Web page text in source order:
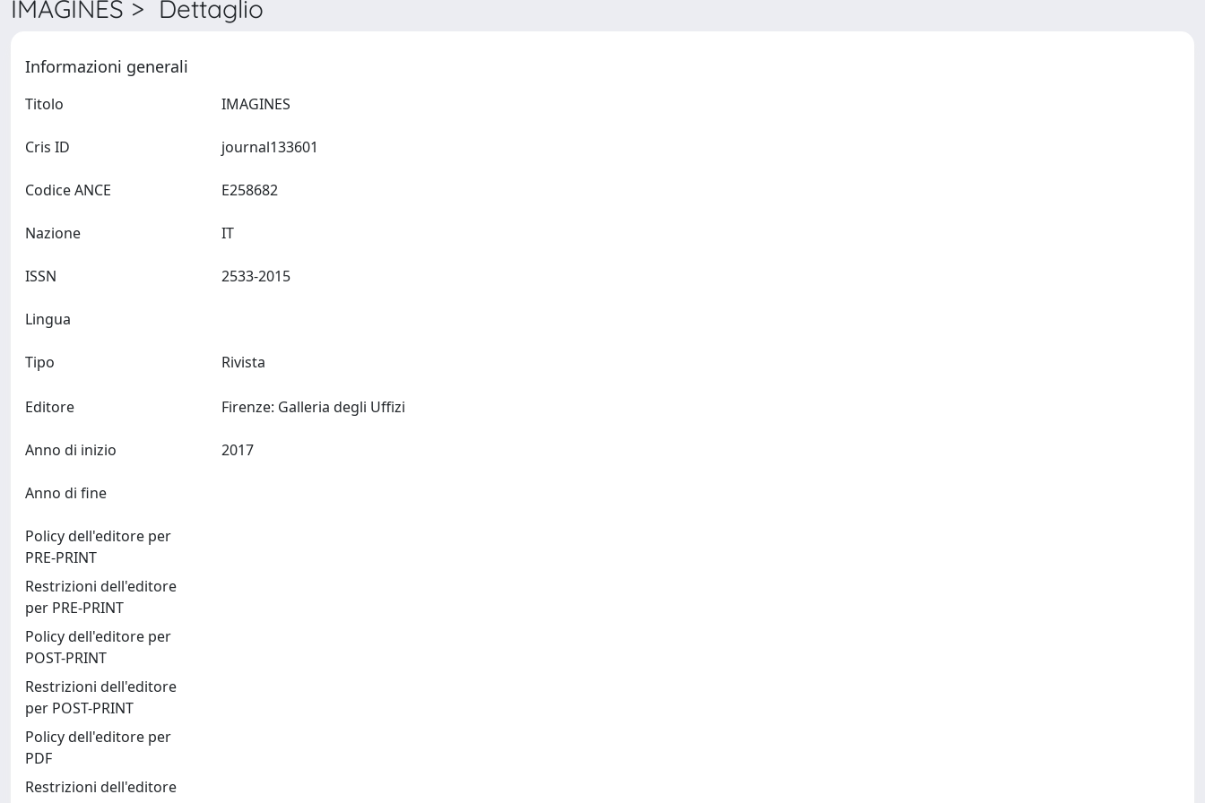
IMAGINES > Dettaglio
Informazioni generali
Titolo
Cris ID
Codice ANCE
Nazione
ISSN
Lingua
Tipo Rivista
Editore
Anno di inizio
Anno di fine
Policy dell'editore per
PRE-PRINT
Restrizioni dell'editore
per PRE-PRINT
Policy dell'editore per
POST-PRINT
Restrizioni dell'editore
per POST-PRINT
Policy dell'editore per
PDF
Restrizioni dell'editore